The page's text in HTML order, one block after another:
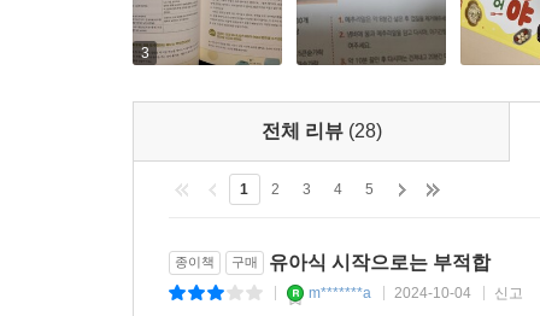
3
전체 리뷰 (28)
1 2 3 4 5
종이책 구매 유아식 시작으로는 부적합
m*******a 2024-10-04 신고